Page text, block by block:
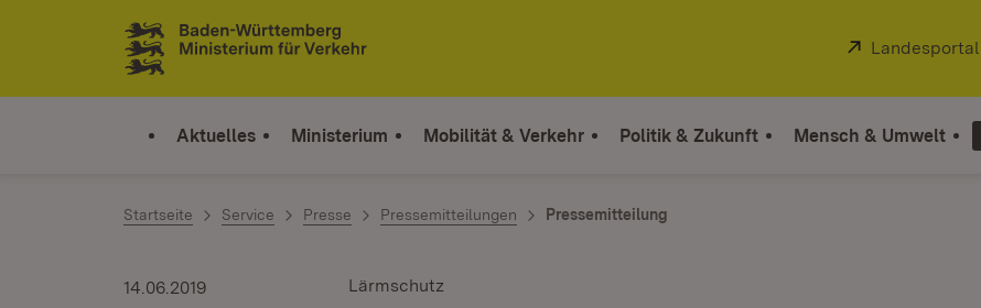
Zum Inhalt springen
Link zur Startseite
Extern:
Landesportal
Aktuelles Ministerium Mobilität & Verkehr Politik & Zukunft Mensch & Umwelt
Startseite Service Presse Pressemitteilungen Pressemitteilung
Lärmschutz
14.06.2019